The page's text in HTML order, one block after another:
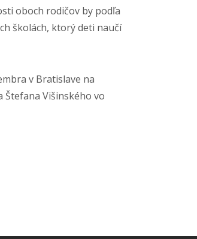
oboch rodičov by podľa
školách, ktorý deti naučí
v Bratislave na
Štefana Višinského vo